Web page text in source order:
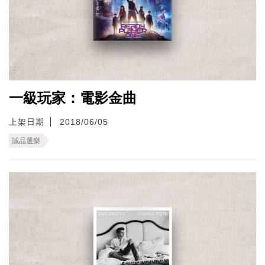
一級玩家：電影金曲
上架日期 2018/06/05
誠品選樂